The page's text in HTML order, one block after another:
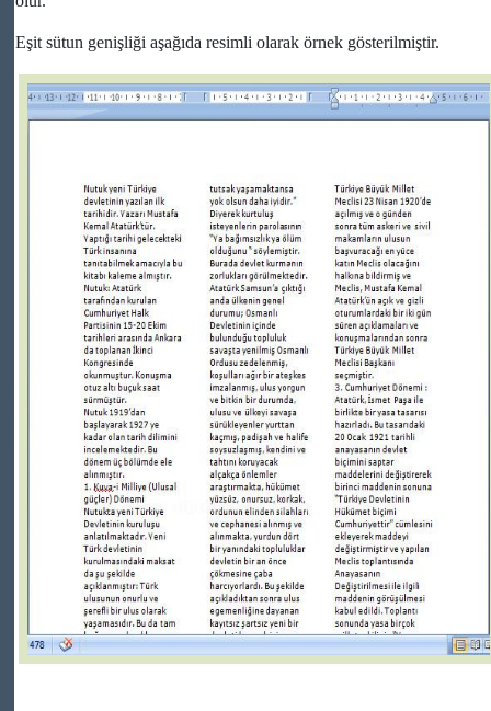
Eşit sütun genişliği aşağıda resimli olarak örnek gösterilmiştir.